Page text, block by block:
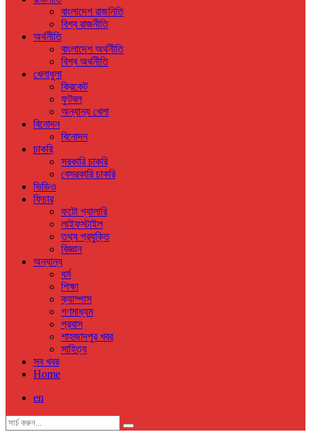
বাংলাদেশ রাজনিতি
বিশ্ব রাজনীতি
অর্থনীতি
বাংলাদেশ অর্থনীতি
বিশ্ব অর্থনীতি
খেলাধুলা
ক্রিকেট
ফুটবল
অন্যান্য খেলা
বিনোদন
বিনোদন
চাকরি
সরকারি চাকরি
বেসরকারি চাকরি
ভিডিও
ফিচার
ফটো গ্যালারি
লাইফস্টাইল
তথ্য প্রযুক্তি
বিজ্ঞান
অন্যান্য
ধর্ম
শিক্ষা
ক্যাম্পাস
গণমাধ্যম
প্রবাস
শাহজাদপুর খবর
সাহিত্য
সব খবর
Home
en